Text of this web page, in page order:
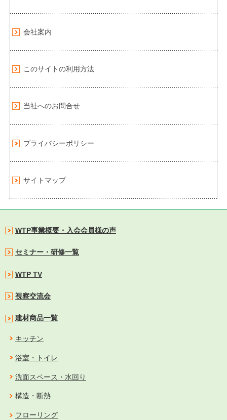
会社案内
このサイトの利用方法
当社へのお問合せ
プライバシーポリシー
サイトマップ
WTP事業概要・入会会員様の声
セミナー・研修一覧
WTP TV
視察交流会
建材商品一覧
キッチン
浴室・トイレ
洗面スペース・水回り
構造・断熱
フローリング